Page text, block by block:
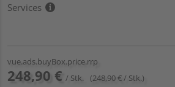
Services
vue.ads.buyBox.price.rrp
248,90 € / Stk. (248,90 € / Stk.)